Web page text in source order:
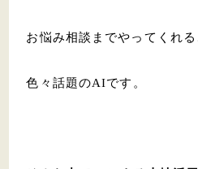
お悩み相談までやってくれ
色々話題のAIです。